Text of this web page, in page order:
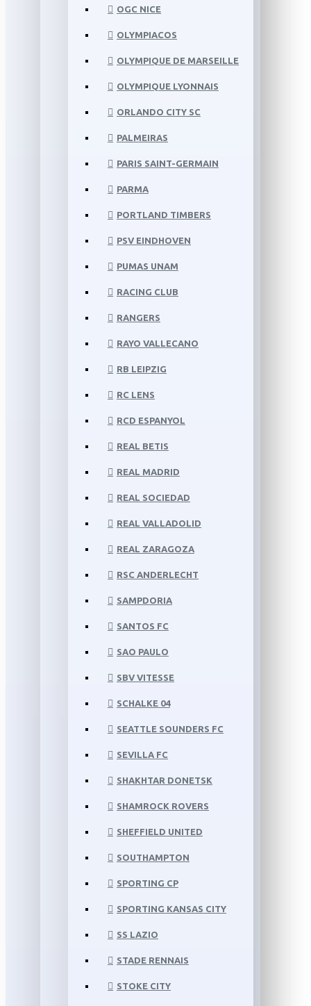
OGC NICE
OLYMPIACOS
OLYMPIQUE DE MARSEILLE
OLYMPIQUE LYONNAIS
ORLANDO CITY SC
PALMEIRAS
PARIS SAINT-GERMAIN
PARMA
PORTLAND TIMBERS
PSV EINDHOVEN
PUMAS UNAM
RACING CLUB
RANGERS
RAYO VALLECANO
RB LEIPZIG
RC LENS
RCD ESPANYOL
REAL BETIS
REAL MADRID
REAL SOCIEDAD
REAL VALLADOLID
REAL ZARAGOZA
RSC ANDERLECHT
SAMPDORIA
SANTOS FC
SAO PAULO
SBV VITESSE
SCHALKE 04
SEATTLE SOUNDERS FC
SEVILLA FC
SHAKHTAR DONETSK
SHAMROCK ROVERS
SHEFFIELD UNITED
SOUTHAMPTON
SPORTING CP
SPORTING KANSAS CITY
SS LAZIO
STADE RENNAIS
STOKE CITY